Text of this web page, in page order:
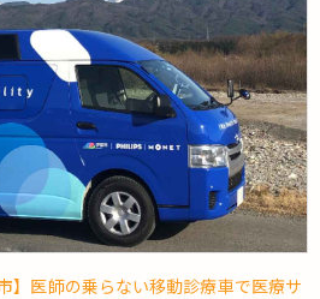
】医師の乗らない移動診療車で医療サ